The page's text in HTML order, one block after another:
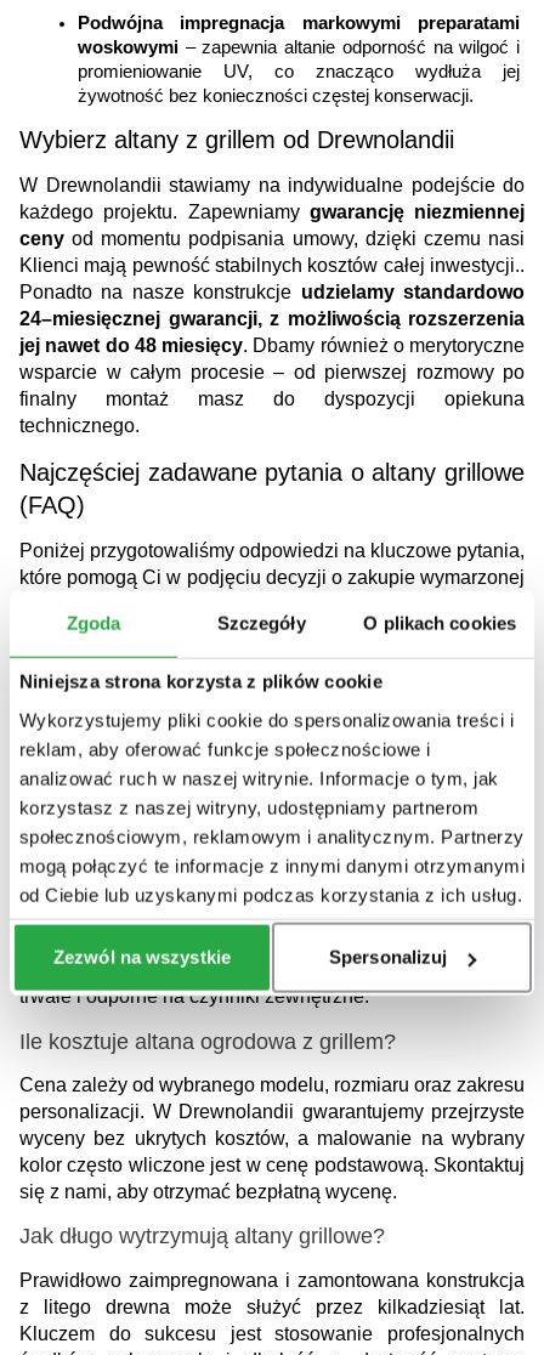
Zgoda Szczegóły O plikach cookies
Niniejsza strona korzysta z plików cookie
Wykorzystujemy pliki cookie do spersonalizowania treści i
reklam, aby oferować funkcje społecznościowe i
analizować ruch w naszej witrynie. Informacje o tym, jak
korzystasz z naszej witryny, udostępniamy partnerom
społecznościowym, reklamowym i analitycznym. Partnerzy
mogą połączyć te informacje z innymi danymi otrzymanymi
od Ciebie lub uzyskanymi podczas korzystania z ich usług.
Zezwól na wszystkie Spersonalizuj
Podwójna impregnacja markowymi preparatami
woskowymi – zapewnia altanie odporność na wilgoć i
promieniowanie UV, co znacząco wydłuża jej
żywotność bez konieczności częstej konserwacji.
Wybierz altany z grillem od Drewnolandii
W Drewnolandii stawiamy na indywidualne podejście do
każdego projektu. Zapewniamy gwarancję niezmiennej
ceny od momentu podpisania umowy, dzięki czemu nasi
Klienci mają pewność stabilnych kosztów całej inwestycji..
Ponadto na nasze konstrukcje udzielamy standardowo
24–miesięcznej gwarancji, z możliwością rozszerzenia
jej nawet do 48 miesięcy. Dbamy również o merytoryczne
wsparcie w całym procesie – od pierwszej rozmowy po
finalny montaż masz do dyspozycji opiekuna
technicznego.
Najczęściej zadawane pytania o altany grillowe
(FAQ)
Poniżej przygotowaliśmy odpowiedzi na kluczowe pytania,
które pomogą Ci w podjęciu decyzji o zakupie wymarzonej
budowę?
W większości przypadków nie. Zgodnie z aktualnym
prawem budowlanym, parterowe obiekty gospodarcze i
altany o powierzchni do 35 m2 wymagają jedynie
zgłoszenia do odpowiedniego urzędu.
Z jakiego drewna najlepiej wybrać altanę grillową?
Najlepszym wyborem jest wysokiej jakości drewno iglaste
(sosna lub świerk) klasy konstrukcyjnej C24. W
poddaniu dwukrotnej impregnacji staje się niezwykle
trwałe i odporne na czynniki zewnętrzne.
Ile kosztuje altana ogrodowa z grillem?
Cena zależy od wybranego modelu, rozmiaru oraz zakresu
personalizacji. W Drewnolandii gwarantujemy przejrzyste
wyceny bez ukrytych kosztów, a malowanie na wybrany
kolor często wliczone jest w cenę podstawową. Skontaktuj
się z nami, aby otrzymać bezpłatną wycenę.
Jak długo wytrzymują altany grillowe?
Prawidłowo zaimpregnowana i zamontowana konstrukcja
z litego drewna może służyć przez kilkadziesiąt lat.
Kluczem do sukcesu jest stosowanie profesjonalnych